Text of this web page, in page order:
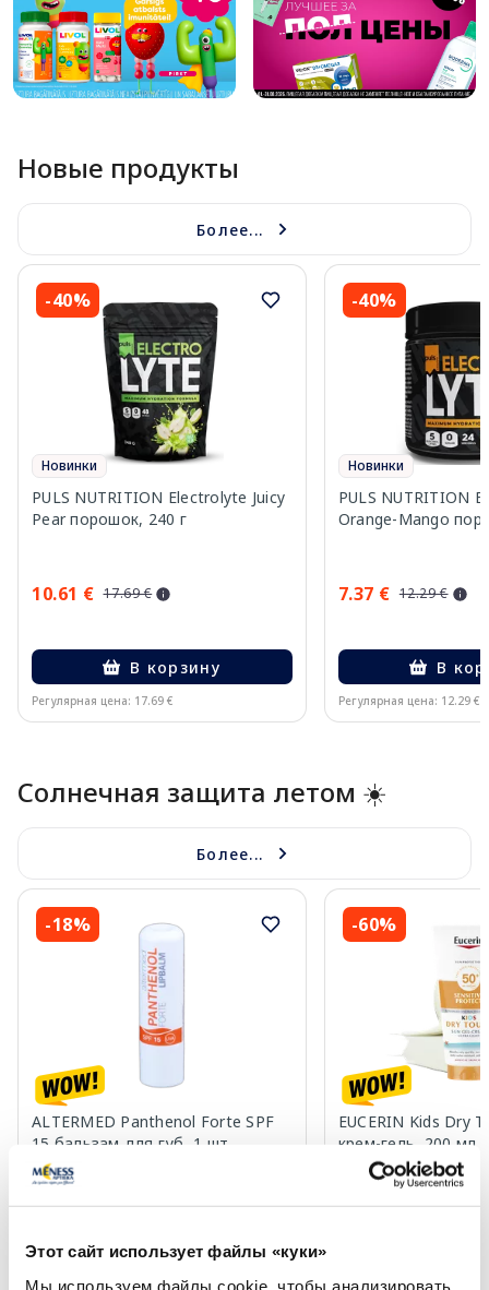
Этот сайт использует файлы «куки»
Мы используем файлы cookie, чтобы анализировать
Новые продукты
Более...
-40%
Новинки
PULS NUTRITION Electrolyte Juicy
Pear порошок, 240 г
10.61 € 17.69 €
В корзину
Регулярная цена: 17.69 €
-40%
Новинки
PULS NUTRITION
Orange-Mango
7.37 € 12.29 €
В
Регулярная цена: 12.29 €
Солнечная защита летом ☀️
Более...
-18%
ALTERMED Panthenol Forte SPF
15 бальзам для губ, 1 шт.
В корзину
-60%
EUCERIN Kids Dry
крем-гель, 200 мл